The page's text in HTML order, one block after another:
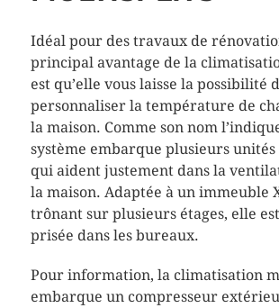
Idéal pour des travaux de
principal avantage de la
est qu’elle vous laisse la possibilité
personnaliser la température de
la maison. Comme son nom
système embarque plusieurs
qui aident justement dans la
la maison. Adaptée à un immeuble
trônant sur plusieurs étages, elle
prisée dans les bureaux.
Pour information, la climatisation
embarque un compresseur